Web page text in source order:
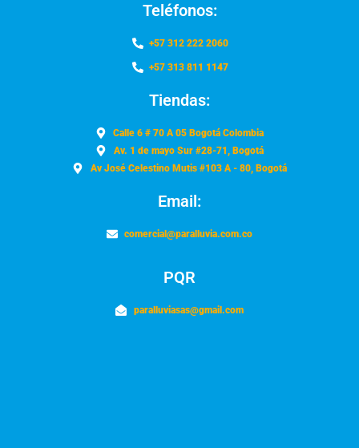
Teléfonos:
+57 312 222 2060
+57 313 811 1147
Tiendas:
Calle 6 # 70 A 05 Bogotá Colombia
Av. 1 de mayo Sur #28-71, Bogotá
Av José Celestino Mutis #103 A - 80, Bogotá
Email:
comercial@paralluvia.com.co
PQR
paralluviasas@gmail.com